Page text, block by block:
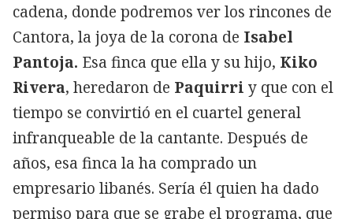
cadena, donde podremos ver los rincones de
Cantora, la joya de la corona de Isabel
Pantoja. Esa finca que ella y su hijo, Kiko
Rivera, heredaron de Paquirri y que con el
tiempo se convirtió en el cuartel general
infranqueable de la cantante. Después de
años, esa finca la ha comprado un
empresario libanés. Sería él quien ha dado
permiso para que se grabe el programa, que